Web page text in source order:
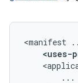
<manifest
<uses-